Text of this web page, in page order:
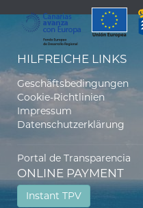
HILFREICHE LINKS
Geschäftsbedingungen
Cookie-Richtlinien
Impressum
Datenschutzerklärung
Portal de Transparencia
ONLINE PAYMENT
Instant TPV